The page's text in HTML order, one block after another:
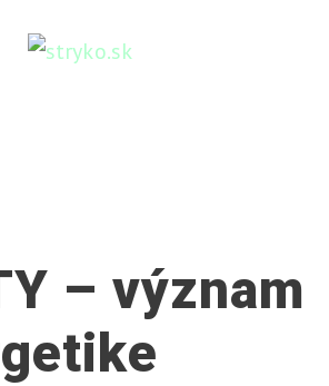
ž
e
,
v
– význam